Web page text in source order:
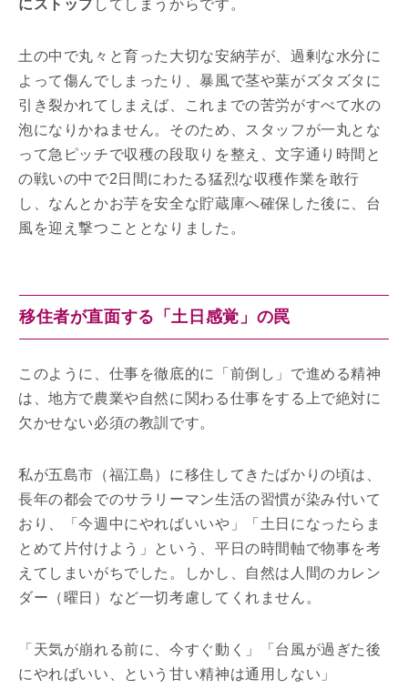
にストップ してしまうからです。
土の中で丸々と育った大切な安納芋が、過剰な水分に
よって傷んでしまったり、暴風で茎や葉がズタズタに
引き裂かれてしまえば、これまでの苦労がすべて水の
泡になりかねません。そのため、スタッフが一丸とな
って急ピッチで収穫の段取りを整え、文字通り時間と
の戦いの中で2日間にわたる猛烈な収穫作業を敢行
し、なんとかお芋を安全な貯蔵庫へ確保した後に、台
風を迎え撃つこととなりました。
移住者が直面する「土日感覚」の罠
このように、仕事を徹底的に「前倒し」で進める精神
は、地方で農業や自然に関わる仕事をする上で絶対に
欠かせない必須の教訓です。
私が五島市（福江島）に移住してきたばかりの頃は、
長年の都会でのサラリーマン生活の習慣が染み付いて
おり、「今週中にやればいいや」「土日になったらま
とめて片付けよう」という、平日の時間軸で物事を考
えてしまいがちでした。しかし、自然は人間のカレン
ダー（曜日）など一切考慮してくれません。
「天気が崩れる前に、今すぐ動く」「台風が過ぎた後
にやればいい、という甘い精神は通用しない」